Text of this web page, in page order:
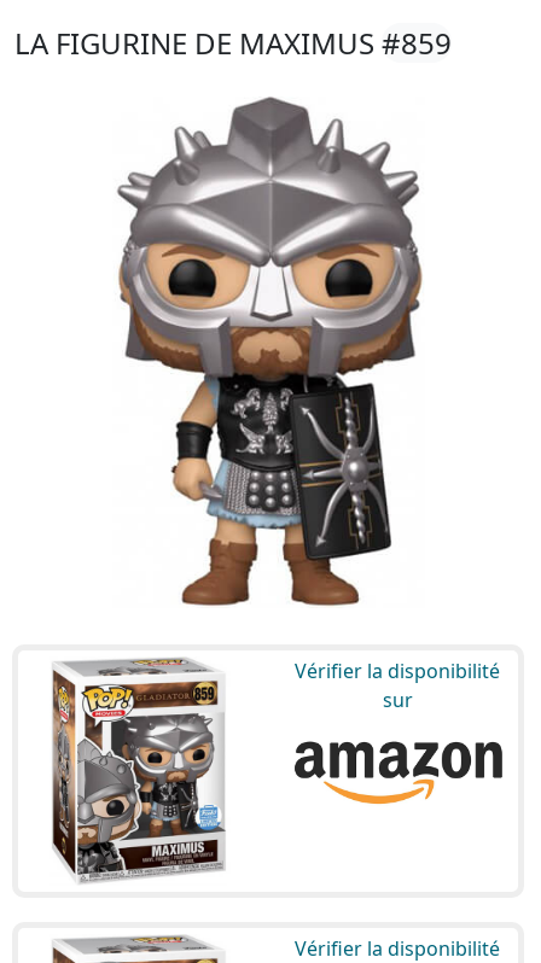
LA FIGURINE DE MAXIMUS #859
Vérifier la disponibilité
sur
Vérifier la disponibilité